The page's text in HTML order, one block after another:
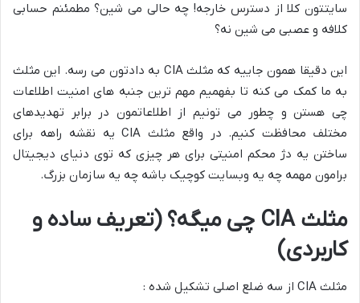
سایتتون کلا از دسترس خارجه! چه حالی می شین؟ مطمئنم حسابی
کلافه و عصبی می شین نه؟
این دقیقا همون جاییه که مثلث CIA به دادتون می رسه. این مثلث
به ما کمک می کنه تا بفهمیم مهم ترین جنبه های امنیت اطلاعات
چی هستن و چطور می تونیم از اطلاعاتمون در برابر تهدیدهای
مختلف محافظت کنیم. در واقع مثلث CIA یه نقشه راهه برای
ساختن یه دژ محکم امنیتی برای هر چیزی که توی دنیای دیجیتال
برامون مهمه چه یه وبسایت کوچیک باشه چه یه سازمان بزرگ.
مثلث CIA چی میگه؟ (تعریف ساده و
کاربردی)
مثلث CIA از سه ضلع اصلی تشکیل شده :